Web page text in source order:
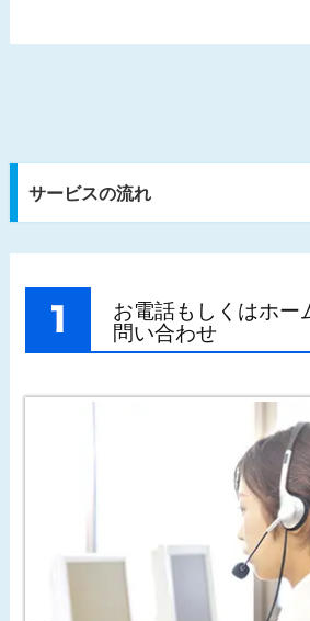
サービスの流れ
お電話もしくはホー
問い合わせ